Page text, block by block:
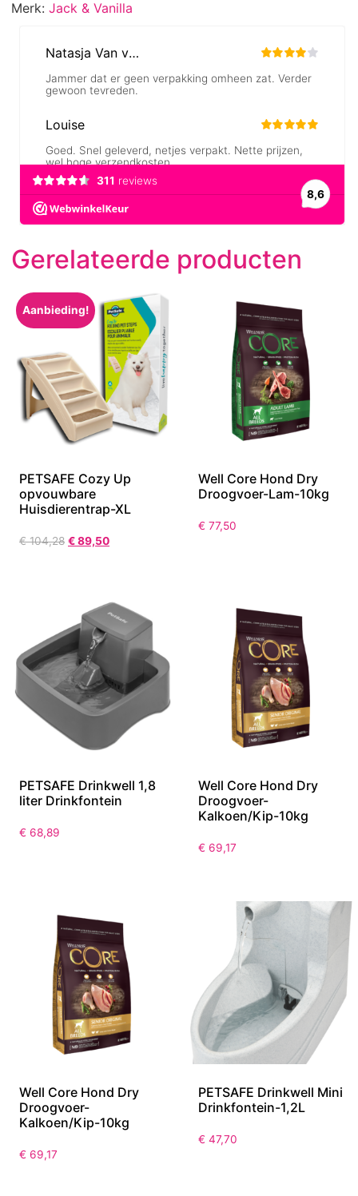
Merk: Jack & Vanilla
Gerelateerde producten
Aanbieding!
PETSAFE Cozy Up
opvouwbare
Huisdierentrap-XL
€104,28 €89,50
Well Core Hond Dry
Droogvoer-Lam-10kg
€ 77,50
PETSAFE Drinkwell 1,8
liter Drinkfontein
€ 68,89
Well Core Hond Dry
Droogvoer-
Kalkoen/Kip-10kg
€ 69,17
Well Core Hond Dry
Droogvoer-
Kalkoen/Kip-10kg
€ 69,17
PETSAFE Drinkwell Mini
Drinkfontein-1,2L
€ 47,70